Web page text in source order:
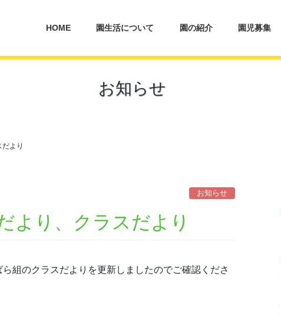
HOME 園生活について 園の紹介 園児募集
お知らせ
より
お知らせ
より、クラスだより
組のクラスだよりを更新しましたのでご確認くださ